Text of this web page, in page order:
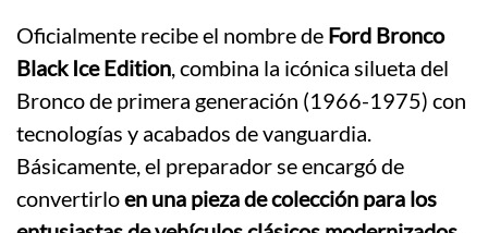
Oficialmente recibe el nombre de Ford Bronco
Black Ice Edition, combina la icónica silueta del
Bronco de primera generación (1966-1975) con
tecnologías y acabados de vanguardia.
Básicamente, el preparador se encargó de
convertirloen una pieza de colección para los